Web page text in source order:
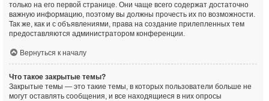
только на его первой странице. Они чаще всего содержат достаточно
важную информацию, поэтому вы должны прочесть их по возможности.
Так же, как и с объявлениями, права на создание прилепленных тем
предоставляются администратором конференции.
Вернуться к началу
Что такое закрытые темы?
Закрытые темы — это такие темы, в которых пользователи больше не
могут оставлять сообщения, и все находящиеся в них опросы